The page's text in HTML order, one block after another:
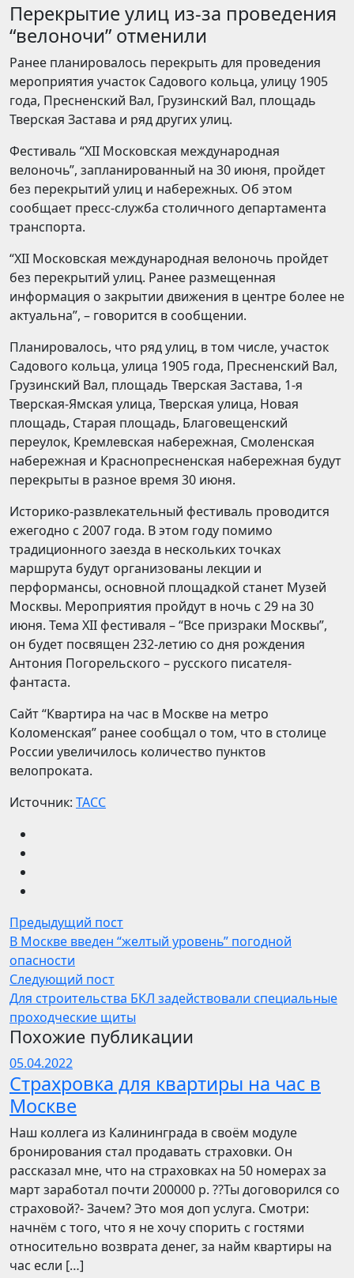
Перекрытие улиц из-за проведения
“велоночи” отменили
Ранее планировалось перекрыть для проведения
мероприятия участок Садового кольца, улицу 1905
года, Пресненский Вал, Грузинский Вал, площадь
Тверская Застава и ряд других улиц.
Фестиваль “XII Московская международная
велоночь”, запланированный на 30 июня, пройдет
без перекрытий улиц и набережных. Об этом
сообщает пресс-служба столичного департамента
транспорта.
“XII Московская международная велоночь пройдет
без перекрытий улиц. Ранее размещенная
информация о закрытии движения в центре более не
актуальна”, – говорится в сообщении.
Планировалось, что ряд улиц, в том числе, участок
Садового кольца, улица 1905 года, Пресненский Вал,
Грузинский Вал, площадь Тверская Застава, 1-я
Тверская-Ямская улица, Тверская улица, Новая
площадь, Старая площадь, Благовещенский
переулок, Кремлевская набережная, Смоленская
набережная и Краснопресненская набережная будут
перекрыты в разное время 30 июня.
Историко-развлекательный фестиваль проводится
ежегодно с 2007 года. В этом году помимо
традиционного заезда в нескольких точках
маршрута будут организованы лекции и
перформансы, основной площадкой станет Музей
Москвы. Мероприятия пройдут в ночь с 29 на 30
июня. Тема XII фестиваля – “Все призраки Москвы”,
он будет посвящен 232-летию со дня рождения
Антония Погорельского – русского писателя-
фантаста.
Сайт “Квартира на час в Москве на метро
Коломенская” ранее сообщал о том, что в столице
России увеличилось количество пунктов
велопроката.
Источник: ТАСС
Предыдущий пост
В Москве введен “желтый уровень” погодной
опасности
Следующий пост
Для строительства БКЛ задействовали специальные
проходческие щиты
Похожие публикации
05.04.2022
Страхровка для квартиры на час в
Москве
Наш коллега из Калининграда в своём модуле
бронирования стал продавать страховки. Он
рассказал мне, что на страховках на 50 номерах за
март заработал почти 200000 р. ??Ты договорился со
страховой?- Зачем? Это моя доп услуга. Смотри:
начнём с того, что я не хочу спорить с гостями
относительно возврата денег, за найм квартиры на
час если […]